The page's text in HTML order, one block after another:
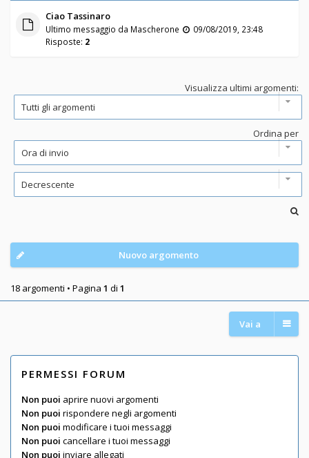
Ciao Tassinaro
Ultimo messaggio da Mascherone
09/08/2019, 23:48
Risposte: 2
Visualizza ultimi argomenti:
Ordina per
Nuovo argomento
18 argomenti • Pagina 1 di 1
Vai a
PERMESSI FORUM
Non puoi aprire nuovi argomenti
Non puoi rispondere negli argomenti
Non puoi modificare i tuoi messaggi
Non puoi cancellare i tuoi messaggi
Non puoi inviare allegati